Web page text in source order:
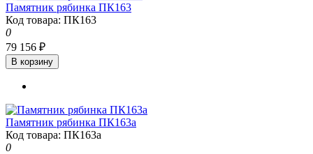
Памятник рябинка ПК163
Код товара: ПК163
0
79 156 ₽
В корзину
Памятник рябинка ПК163а
Код товара: ПК163а
0